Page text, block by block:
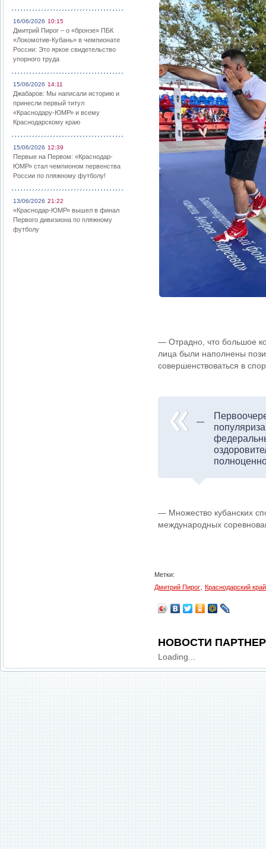
16/06/2026 10:15
Дмитрий Пирог – о «бронзе» ПБК
«Локомотив-Кубань» в чемпионате
России: Это яркое свидетельство
упорного труда
15/06/2026 14:11
Джабаров: Мы написали историю и
принесли первый титул
«Краснодару-ЮМР» и всему
Краснодарскому краю
15/06/2026 12:39
Первые на Первом: «Краснодар-
ЮМР» стал чемпионом первенства
России по пляжному футболу!
13/06/2026 21:22
«Краснодар-ЮМР» вышел в финал
Первого дивизиона по пляжному
футболу
— Отрадно, что большое
лица были наполнены
совершенствоваться в
— Множество кубанских
международных
Метки:
Дмитрий Пирог
Краснодарский край
НОВОСТИ
Loading...